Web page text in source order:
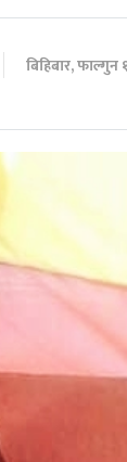
बिहिबार,